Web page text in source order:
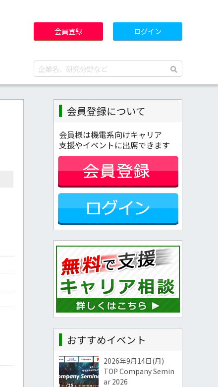
会員登録 ログイン
会員登録について
会員様は機電系向けキャリア
支援やイベントに出席できます
おすすめイベント
2026年9月14日(月)
TOP Company Semin
ar 2026